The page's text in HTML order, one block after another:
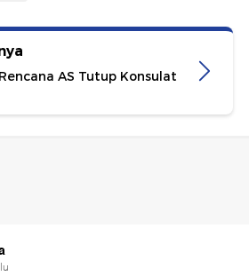
AS Tutup Konsulat